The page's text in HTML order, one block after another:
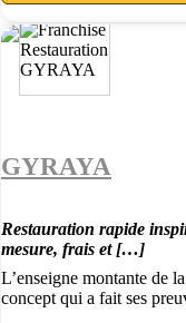
GYRAYA
Restauration rapide
mesure, frais et […]
L’enseigne montante de
concept qui a fait ses